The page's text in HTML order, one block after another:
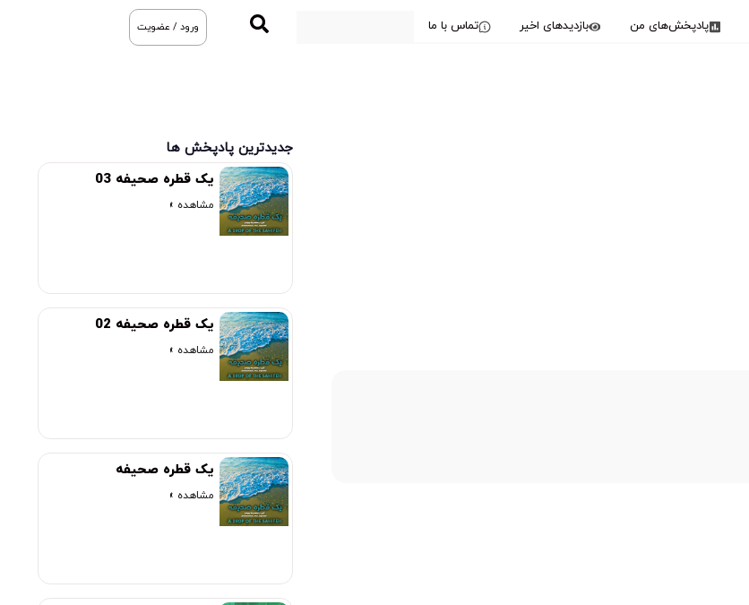
پادپخش‌های من بازدیدهای اخیر تماس با ما ورود / عضویت
جدیدترین پادپخش ها
یک قطره صحیفه 03
مشاهده »
یک قطره صحیفه 02
مشاهده »
یک قطره صحیفه
مشاهده »